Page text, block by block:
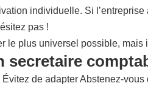
individuelle. Si
pas !
le plus universel possible,
de adapter Abstenez-